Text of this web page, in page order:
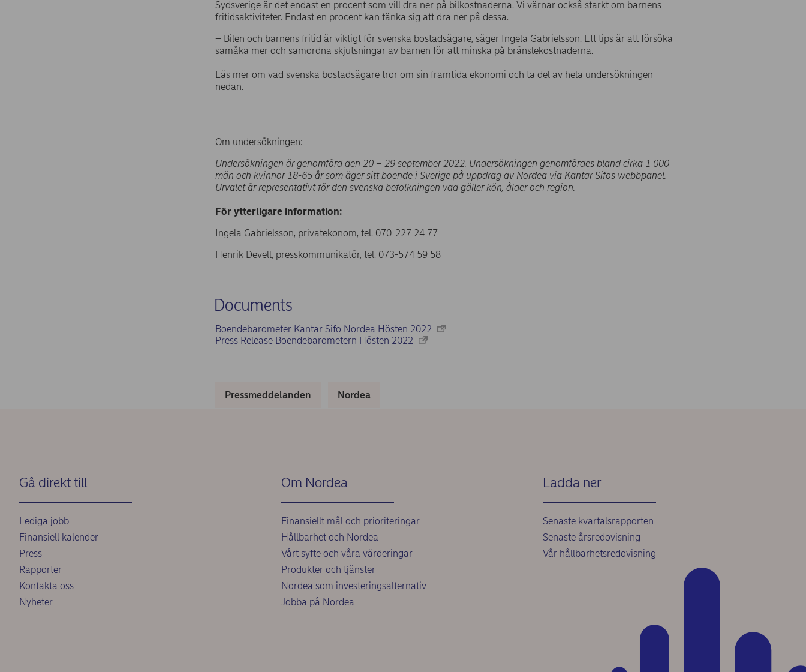
Sydsverige är det endast en procent som vill dra ner på bilkostnaderna. Vi värnar också starkt om barnens
fritidsaktiviteter. Endast en procent kan tänka sig att dra ner på dessa.
– Bilen och barnens fritid är viktigt för svenska bostadsägare, säger Ingela Gabrielsson. Ett tips är att försöka
samåka mer och samordna skjutsningar av barnen för att minska på bränslekostnaderna.
Läs mer om vad svenska bostadsägare tror om sin framtida ekonomi och ta del av hela undersökningen
nedan.
Om undersökningen:
Undersökningen är genomförd den 20 – 29 september 2022. Undersökningen genomfördes bland cirka 1 000
män och kvinnor 18-65 år som äger sitt boende i Sverige på uppdrag av Nordea via Kantar Sifos webbpanel.
Urvalet är representativt för den svenska befolkningen vad gäller kön, ålder och region.
För ytterligare information:
Ingela Gabrielsson, privatekonom, tel. 070-227 24 77
Henrik Devell, presskommunikatör, tel. 073-574 59 58
Documents
Boendebarometer Kantar Sifo Nordea Hösten 2022
Press Release Boendebarometern Hösten 2022
Pressmeddelanden Nordea
Gå direkt till
Lediga jobb
Finansiell kalender
Press
Rapporter
Kontakta oss
Nyheter
Om Nordea
Finansiellt mål och prioriteringar
Hållbarhet och Nordea
Vårt syfte och våra värderingar
Produkter och tjänster
Nordea som investeringsalternativ
Jobba på Nordea
Ladda ner
Senaste kvartalsrapporten
Senaste årsredovisning
Vår hållbarhetsredovisning